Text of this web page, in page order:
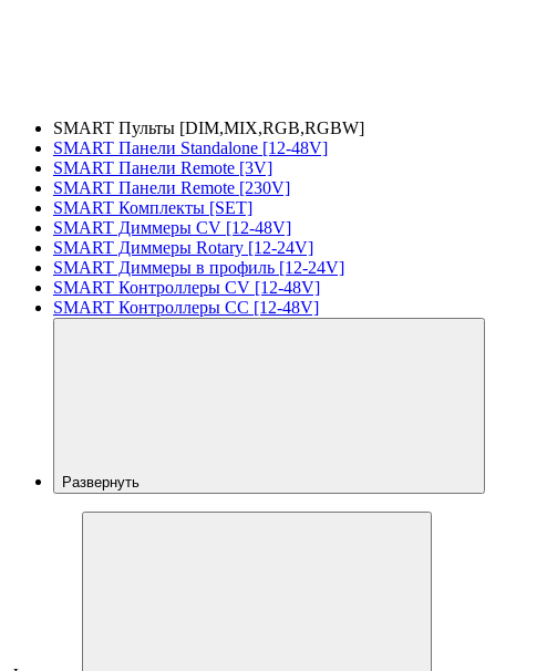
SMART Пульты [DIM,MIX,RGB,RGBW]
SMART Панели Standalone [12-48V]
SMART Панели Remote [3V]
SMART Панели Remote [230V]
SMART Комплекты [SET]
SMART Диммеры CV [12-48V]
SMART Диммеры Rotary [12-24V]
SMART Диммеры в профиль [12-24V]
SMART Контроллеры CV [12-48V]
SMART Контроллеры CC [12-48V]
Развернуть